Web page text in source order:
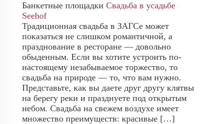
Банкетные площадки Свадьба в усадьбе
Seehof
Традиционная свадьба в ЗАГСе может
показаться не слишком романтичной, а
празднование в ресторане — довольно
обыденным. Если вы хотите устроить по-
настоящему незабываемое торжество, то
свадьба на природе — то, что вам нужно.
Представьте, как вы даете друг другу клятвы
на берегу реки и празднуете под открытым
небом. Свадьба на свежем воздухе имеет
множество преимуществ: красивые […]